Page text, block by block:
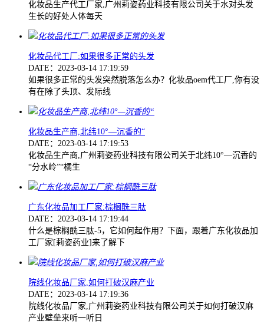
化妆品生产代工厂家,广州莉姿药业科技有限公司关于水对头发
生长的好处人体每天
化妆品代工厂:如果很多正常的头发
DATE：2023-03-14 17:19:59
如果很多正常的头发突然脱落怎么办？化妆品oem代工厂,你有没
有在除了头顶、发际线
化妆品生产商,北纬10°—沉香的“
DATE：2023-03-14 17:19:53
化妆品生产商,广州莉姿药业科技有限公司关于北纬10°—沉香的
“分水岭”“橘生
广东化妆品加工厂家:棕榈酰三肽
DATE：2023-03-14 17:19:44
什么是棕榈酰三肽-5，它如何起作用？下面，跟着广东化妆品加
工厂家[莉姿药业]来了解下
院线化妆品厂家,如何打破汉麻产业
DATE：2023-03-14 17:19:36
院线化妆品厂家,广州莉姿药业科技有限公司关于如何打破汉麻
产业壁垒来听一听日